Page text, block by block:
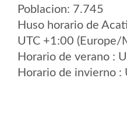
Poblacion: 7.745
Huso horario de
UTC +1:00 (Europe/
Horario de verano :
Horario de invierno :